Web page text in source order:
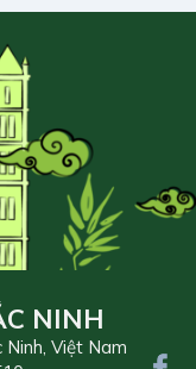
NINH
Việt Nam